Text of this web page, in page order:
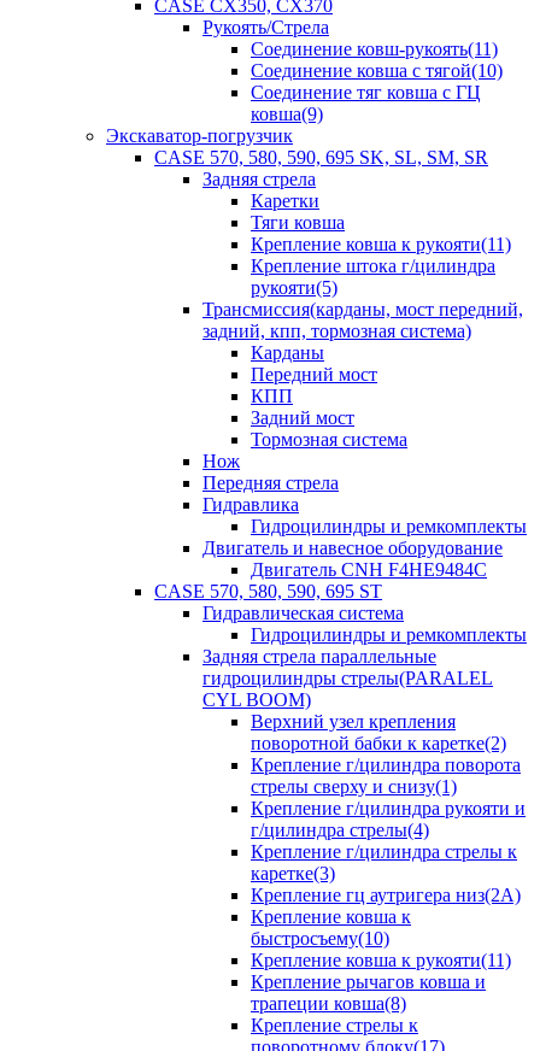
CASE CX350, CX370
Рукоять/Стрела
Соединение ковш-рукоять(11)
Соединение ковша с тягой(10)
Соединение тяг ковша с ГЦ
ковша(9)
Экскаватор-погрузчик
CASE 570, 580, 590, 695 SK, SL, SM, SR
Задняя стрела
Каретки
Тяги ковша
Крепление ковша к рукояти(11)
Крепление штока г/цилиндра
рукояти(5)
Трансмиссия(карданы, мост передний,
задний, кпп, тормозная система)
Карданы
Передний мост
КПП
Задний мост
Тормозная система
Нож
Передняя стрела
Гидравлика
Гидроцилиндры и ремкомплекты
Двигатель и навесное оборудование
Двигатель CNH F4HE9484C
CASE 570, 580, 590, 695 ST
Гидравлическая система
Гидроцилиндры и ремкомплекты
Задняя стрела параллельные
гидроцилиндры стрелы(PARALEL
CYL BOOM)
Верхний узел крепления
поворотной бабки к каретке(2)
Крепление г/цилиндра поворота
стрелы сверху и снизу(1)
Крепление г/цилиндра рукояти и
г/цилиндра стрелы(4)
Крепление г/цилиндра стрелы к
каретке(3)
Крепление гц аутригера низ(2А)
Крепление ковша к
быстросъему(10)
Крепление ковша к рукояти(11)
Крепление рычагов ковша и
трапеции ковша(8)
Крепление стрелы к
поворотному блоку(17)